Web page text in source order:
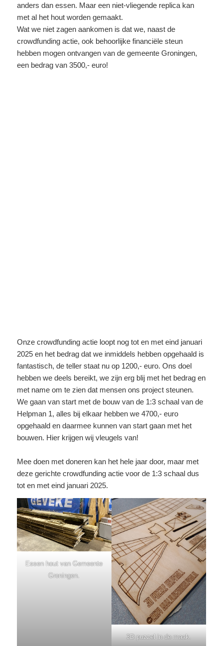
anders dan essen. Maar een niet-vliegende replica kan
met al het hout worden gemaakt.
Wat we niet zagen aankomen is dat we, naast de
crowdfunding actie, ook behoorlijke financiële steun
hebben mogen ontvangen van de gemeente Groningen,
een bedrag van 3500,- euro!
Onze crowdfunding actie loopt nog tot en met eind januari
2025 en het bedrag dat we inmiddels hebben opgehaald is
fantastisch, de teller staat nu op 1200,- euro. Ons doel
hebben we deels bereikt, we zijn erg blij met het bedrag en
met name om te zien dat mensen ons project steunen.
We gaan van start met de bouw van de 1:3 schaal van de
Helpman 1, alles bij elkaar hebben we 4700,- euro
opgehaald en daarmee kunnen van start gaan met het
bouwen. Hier krijgen wij vleugels van!
Mee doen met doneren kan het hele jaar door, maar met
deze gerichte crowdfunding actie voor de 1:3 schaal dus
tot en met eind januari 2025.
Essen hout van Gemeente
Groningen.
3D puzzel in de maak.